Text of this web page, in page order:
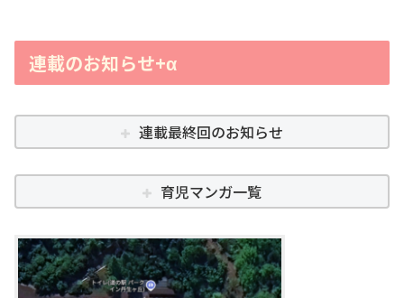
連載のお知らせ+α
連載最終回のお知らせ
育児マンガ一覧